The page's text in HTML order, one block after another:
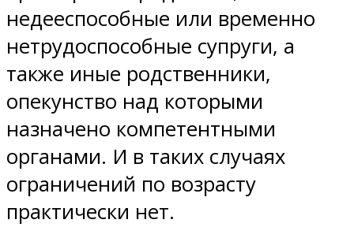
недееспособные или временно
нетрудоспособные супруги, а
также иные родственники,
опекунство над которыми
назначено компетентными
органами. И в таких случаях
ограничений по возрасту
практически нет.